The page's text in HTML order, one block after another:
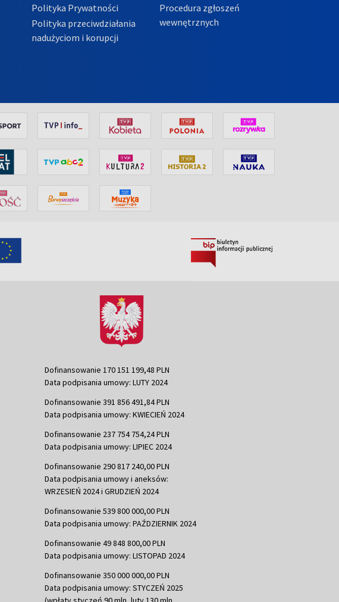
Polityka Prywatności
Polityka przeciwdziałania
nadużyciom i korupcji
Procedura zgłoszeń
wewnętrznych
Dofinansowanie 170 151 199,48 PLN
Data podpisania umowy: LUTY 2024
Dofinansowanie 391 856 491,84 PLN
Data podpisania umowy: KWIECIEŃ 2024
Dofinansowanie 237 754 754,24 PLN
Data podpisania umowy: LIPIEC 2024
Dofinansowanie 290 817 240,00 PLN
Data podpisania umowy i aneksów:
WRZESIEŃ 2024 i GRUDZIEŃ 2024
Dofinansowanie 539 800 000,00 PLN
Data podpisania umowy: PAŹDZIERNIK 2024
Dofinansowanie 49 848 800,00 PLN
Data podpisania umowy: LISTOPAD 2024
Dofinansowanie 350 000 000,00 PLN
Data podpisania umowy: STYCZEŃ 2025